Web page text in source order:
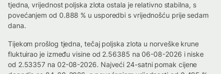
tjedna, vrijednost poljska zlota ostala je relativno stabilna, s
povećanjem od 0.888 % u usporedbi s vrijednošću prije sedam
dana.
Tijekom prošlog tjedna, tečaj poljska zlota u norveške krune
fluktuirao je između visine od 2.56385 na 06-08-2026 i niske
od 2.53357 na 02-08-2026. Najveći 24-satni pomak cijene